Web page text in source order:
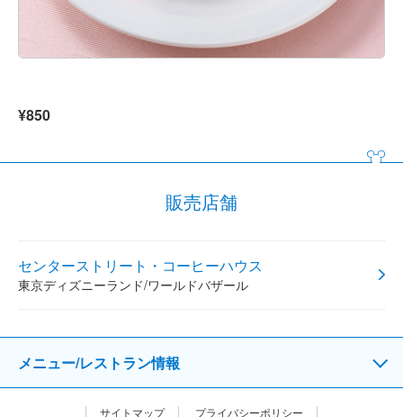
¥850
販売店舗
センターストリート・コーヒーハウス
東京ディズニーランド/ワールドバザール
メニュー/レストラン情報
サイトマップ プライバシーポリシー